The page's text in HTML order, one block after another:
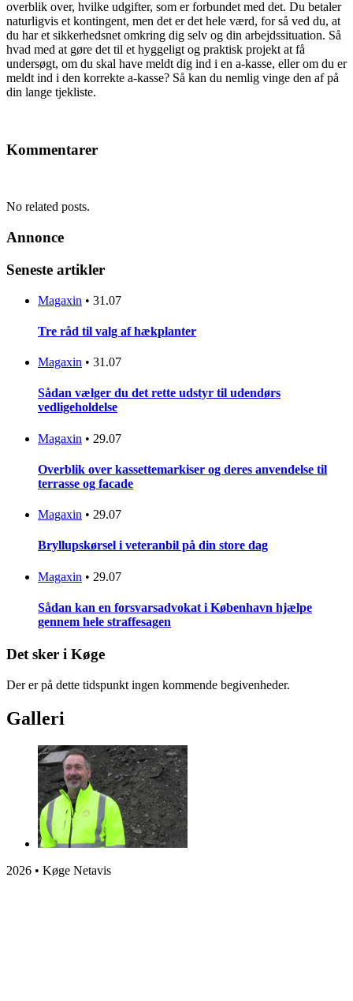
overblik over, hvilke udgifter, som er forbundet med det. Du betaler
naturligvis et kontingent, men det er det hele værd, for så ved du, at
du har et sikkerhedsnet omkring dig selv og din arbejdssituation. Så
hvad med at gøre det til et hyggeligt og praktisk projekt at få
undersøgt, om du skal have meldt dig ind i en a-kasse, eller om du er
meldt ind i den korrekte a-kasse? Så kan du nemlig vinge den af på
din lange tjekliste.
Kommentarer
No related posts.
Annonce
Seneste artikler
Magaxin • 31.07
Tre råd til valg af hækplanter
Magaxin • 31.07
Sådan vælger du det rette udstyr til udendørs
vedligeholdelse
Magaxin • 29.07
Overblik over kassettemarkiser og deres anvendelse til
terrasse og facade
Magaxin • 29.07
Bryllupskørsel i veteranbil på din store dag
Magaxin • 29.07
Sådan kan en forsvarsadvokat i København hjælpe
gennem hele straffesagen
Det sker i Køge
Der er på dette tidspunkt ingen kommende begivenheder.
Galleri
2026 • Køge Netavis